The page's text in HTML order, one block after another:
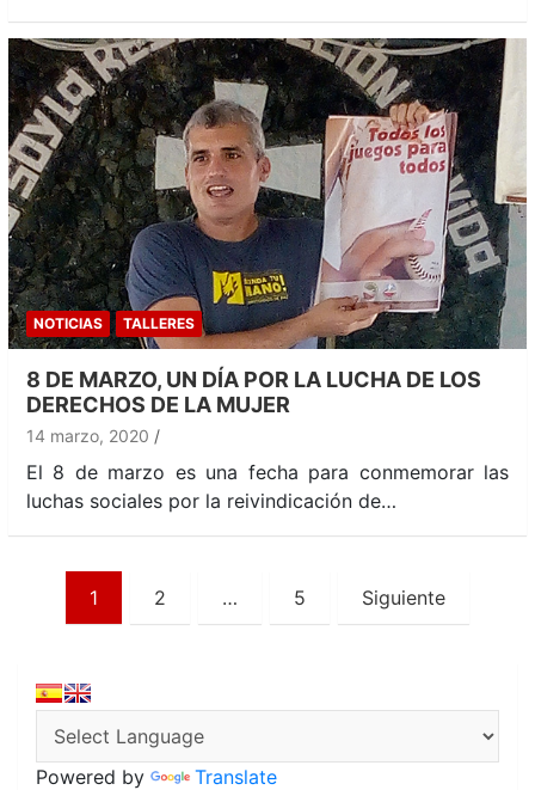
NOTICIAS TALLERES
8 DE MARZO, UN DÍA POR LA LUCHA DE LOS
DERECHOS DE LA MUJER
14 marzo, 2020
El 8 de marzo es una fecha para conmemorar las
luchas sociales por la reivindicación de…
Paginación
entradas
1 2 … 5 Siguiente
Powered by Translate